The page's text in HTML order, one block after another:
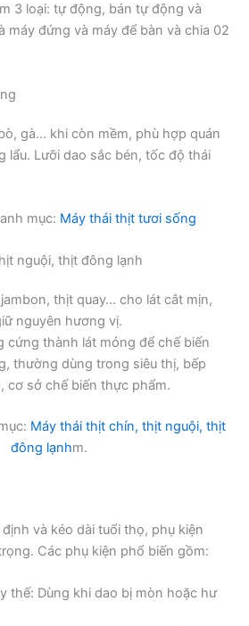
3 loại: tự động, bán tự động và
máy đứng và máy để bàn và chia 02
gà… khi còn mềm, phù hợp quán
lẩu. Lưỡi dao sắc bén, tốc độ thái
mục: Máy thái thịt tươi sống
nguội, thịt đông lạnh
thịt quay… cho lát cắt mịn,
nguyên hương vị.
cứng thành lát mỏng để chế biến
thường dùng trong siêu thị, bếp
cơ sở chế biến thực phẩm.
Máy thái thịt chín, thịt nguội, thịt
đông lạnhm.
và kéo dài tuổi thọ, phụ kiện
Các phụ kiện phổ biến gồm:
thế: Dùng khi dao bị mòn hoặc hư